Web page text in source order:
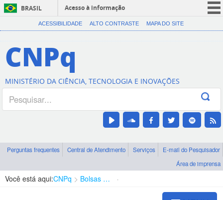
BRASIL
Acesso à informação
CORONAVÍRUS (COVID-19)
Canais
ACESSIBILIDADE ALTO CONTRASTE MAPA DO SITE
CNPq
MINISTÉRIO DA CIÊNCIA, TECNOLOGIA E INOVAÇÕES
Perguntas frequentes Central de Atendimento Serviços
E-mail do Pesquisador
Área de imprensa
Você está aqui:CNPq Bolsas e Auxílios Vigentes